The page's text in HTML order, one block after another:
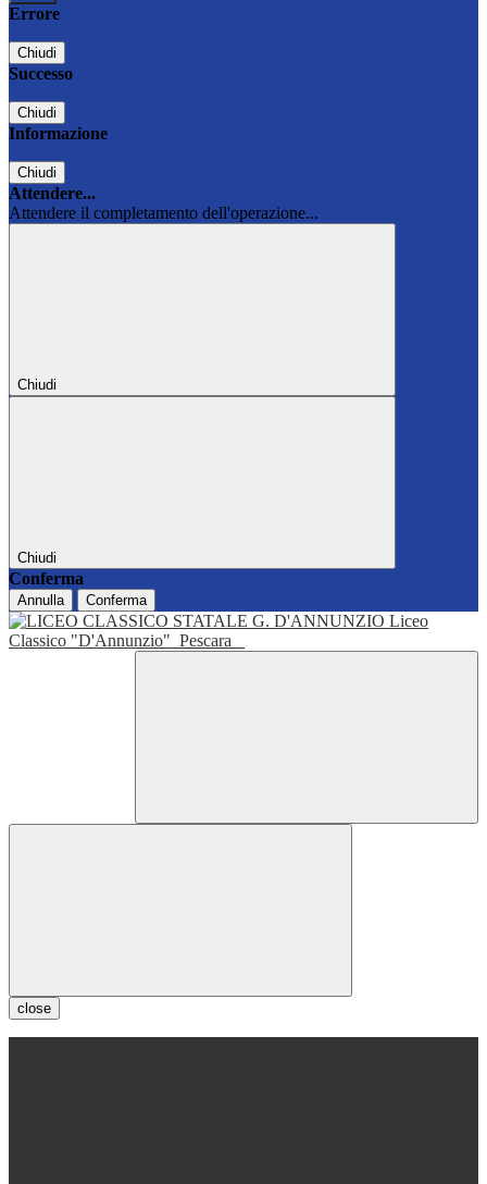
Errore
Chiudi
Successo
Chiudi
Informazione
Chiudi
Attendere...
Attendere il completamento dell'operazione...
Chiudi
Chiudi
Conferma
Annulla Conferma
Liceo
Classico "D'Annunzio" Pescara
close